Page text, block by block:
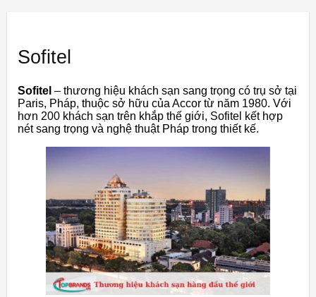
Sofitel
Sofitel – thương hiệu khách sạn sang trọng có trụ sở tại
Paris, Pháp, thuộc sở hữu của Accor từ năm 1980. Với
hơn 200 khách sạn trên khắp thế giới, Sofitel kết hợp
nét sang trọng và nghệ thuật Pháp trong thiết kế.